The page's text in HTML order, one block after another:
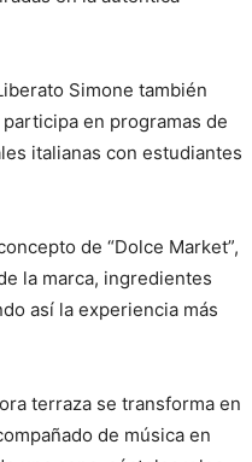
Simone también
en programas de
italianas con estudiantes
de “Dolce Market”,
la marca, ingredientes
así la experiencia más
terraza se transforma en
de música en